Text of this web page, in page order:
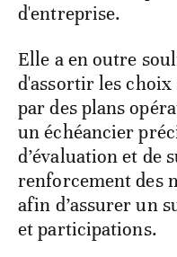
d'entreprise.
Elle a en outre
d'assortir les choix
par des plans
un échéancier
d’évaluation et de
renforcement des
afin d’assurer un
et participations.